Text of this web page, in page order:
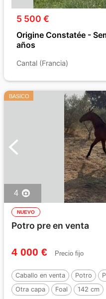
5 500 €
Origine Constatée -
años
Cantal (Francia)
BASICO
4
NUEVO
Potro pre en venta
4 000 € Precio fijo
Caballo en venta Potro
Otra capa
Foal 142 cm